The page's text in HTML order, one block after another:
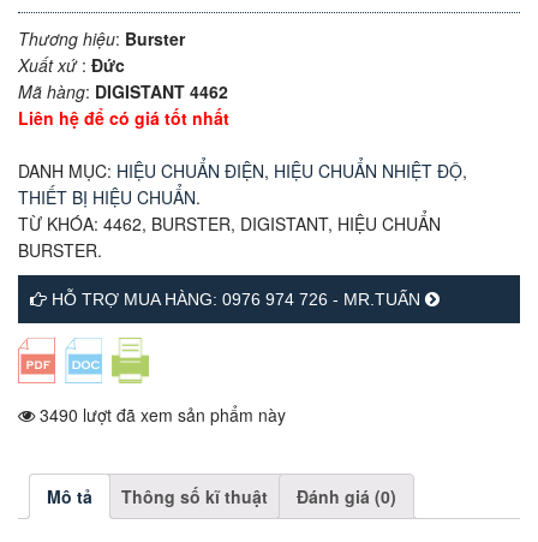
Thương hiệu: Burster
Xuất xứ: Đức
Mã hàng: DIGISTANT 4462
Liên hệ để có giá tốt nhất
DANH MỤC: HIỆU CHUẨN ĐIỆN, HIỆU CHUẨN NHIỆT ĐỘ,
THIẾT BỊ HIỆU CHUẨN.
TỪ KHÓA: 4462, BURSTER, DIGISTANT, HIỆU CHUẨN
BURSTER.
HỖ TRỢ MUA HÀNG: 0976 974 726 - MR.TUẤN
3490 lượt đã xem sản phẩm này
Mô tả Thông số kĩ thuật Đánh giá (0)